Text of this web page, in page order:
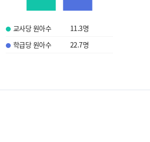
교사당 원아수 11.3명
학급당 원아수
22.7명